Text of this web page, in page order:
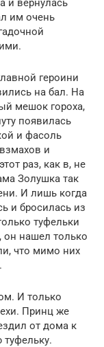
и вернулась
им очень
героини
на бал. На
мешок гороха,
появилась
и фасоль
и
раз, как в, не
Золушка так
И лишь когда
и бросилась из
туфельки
он нашел только
что мимо них
И только
Принц же
от дома к